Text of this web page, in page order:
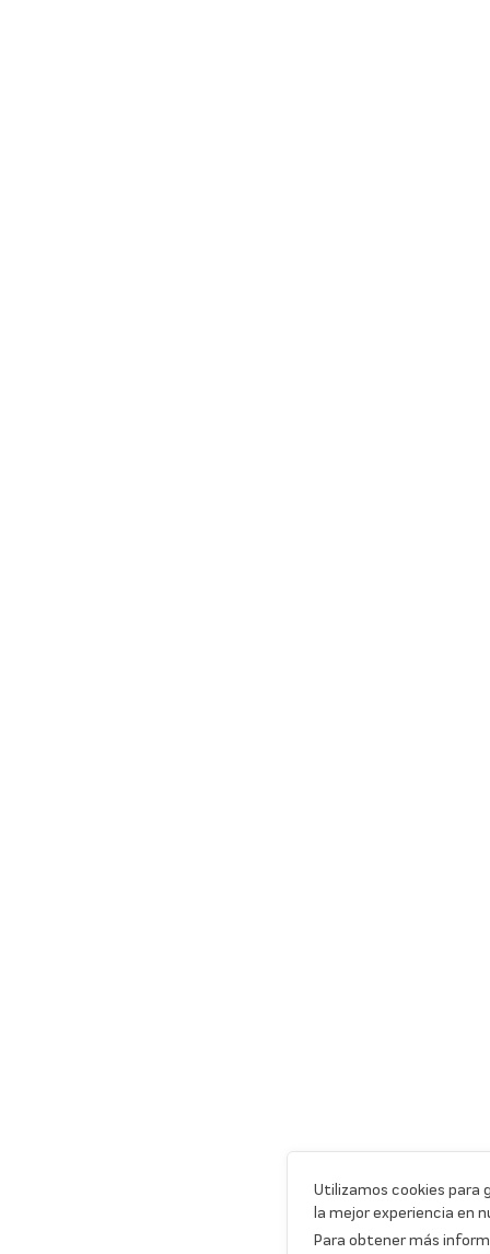
Utilizamos cookies para
la mejor experiencia en
Para obtener más